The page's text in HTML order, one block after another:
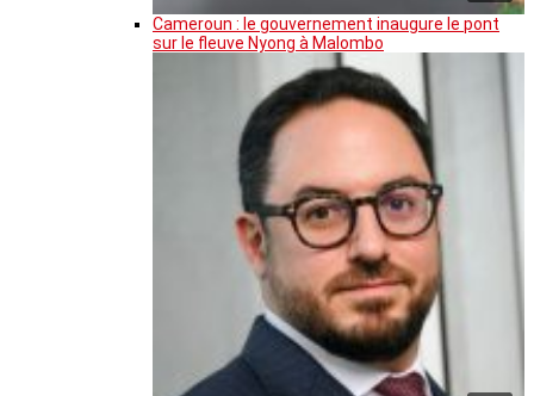
Cameroun : le gouvernement inaugure le pont
sur le fleuve Nyong à Malombo